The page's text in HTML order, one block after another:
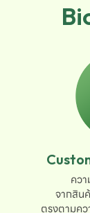
คว
จากสิน
ตรงตามค